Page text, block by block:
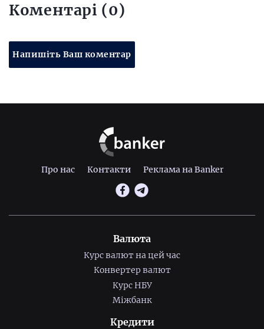
Коментарі (0)
Напишіть Ваш коментар
Про нас Контакти Реклама на Banker
Валюта
Курс валют на цей час
Конвертер валют
Курс НБУ
Міжбанк
Кредити